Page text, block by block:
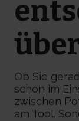
Ob Sie
schon im
zwischen
am Tool.